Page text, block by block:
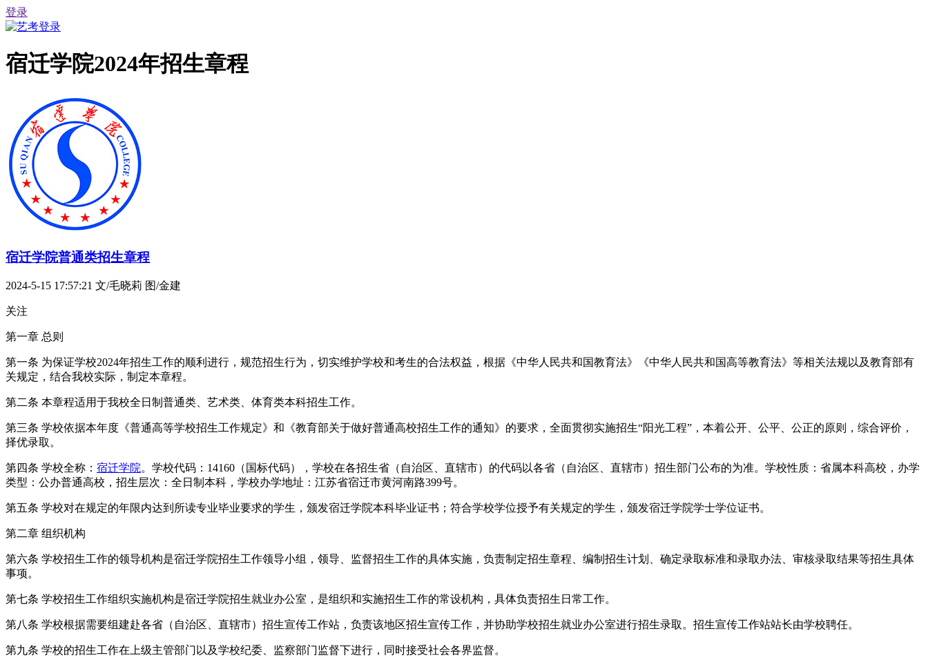
登录
宿迁学院2024年招生章程
宿迁学院普通类招生章程
2024-5-15 17:57:21 文/毛晓莉 图/金建
关注
第一章 总则
第一条 为保证学校2024年招生工作的顺利进行，规范招生行为，切实维护学校和考生的合法权益，根据《中华人民共和国教育法》《中华人民共和国高等教育法》等相关法规以及教育部有
关规定，结合我校实际，制定本章程。
第二条 本章程适用于我校全日制普通类、艺术类、体育类本科招生工作。
第三条 学校依据本年度《普通高等学校招生工作规定》和《教育部关于做好普通高校招生工作的通知》的要求，全面贯彻实施招生“阳光工程”，本着公开、公平、公正的原则，综合评价，
择优录取。
第四条 学校全称： 宿迁学院。学校代码：14160（国标代码），学校在各招生省（自治区、直辖市）的代码以各省（自治区、直辖市）招生部门公布的为准。学校性质：省属本科高校，办学
类型：公办普通高校，招生层次：全日制本科，学校办学地址：江苏省宿迁市黄河南路399号。
第五条 学校对在规定的年限内达到所读专业毕业要求的学生，颁发宿迁学院本科毕业证书；符合学校学位授予有关规定的学生，颁发宿迁学院学士学位证书。
第二章 组织机构
第六条 学校招生工作的领导机构是宿迁学院招生工作领导小组，领导、监督招生工作的具体实施，负责制定招生章程、编制招生计划、确定录取标准和录取办法、审核录取结果等招生具体
事项。
第七条 学校招生工作组织实施机构是宿迁学院招生就业办公室，是组织和实施招生工作的常设机构，具体负责招生日常工作。
第八条 学校根据需要组建赴各省（自治区、直辖市）招生宣传工作站，负责该地区招生宣传工作，并协助学校招生就业办公室进行招生录取。招生宣传工作站站长由学校聘任。
第九条 学校的招生工作在上级主管部门以及学校纪委、监察部门监督下进行，同时接受社会各界监督。